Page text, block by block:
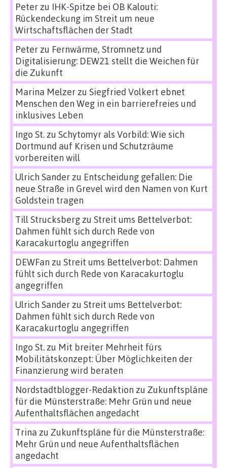
Peterzu IHK-Spitze bei OB Kalouti:
Rückendeckung im Streit um neue
Wirtschaftsflächen der Stadt
Peterzu Fernwärme, Stromnetz und
Digitalisierung: DEW21 stellt die Weichen für
die Zukunft
Marina Melzerzu Siegfried Volkert ebnet
Menschen den Weg in ein barrierefreies und
inklusives Leben
Ingo St.zu Schytomyr als Vorbild: Wie sich
Dortmund auf Krisen und Schutzräume
vorbereiten will
Ulrich Sanderzu Entscheidung gefallen: Die
neue Straße in Grevel wird den Namen von Kurt
Goldstein tragen
Till Strucksbergzu Streit ums Bettelverbot:
Dahmen fühlt sich durch Rede von
Karacakurtoglu angegriffen
DEWFan zu Streit ums Bettelverbot: Dahmen
fühlt sich durch Rede von Karacakurtoglu
angegriffen
Ulrich Sanderzu Streit ums Bettelverbot:
Dahmen fühlt sich durch Rede von
Karacakurtoglu angegriffen
Ingo St.zu Mit breiter Mehrheit fürs
Mobilitätskonzept: Über Möglichkeiten der
Finanzierung wird beraten
Nordstadtblogger-Redaktion zu Zukunftspläne
für die Münsterstraße: Mehr Grün und neue
Aufenthaltsflächen angedacht
Trina zu Zukunftspläne für die Münsterstraße:
Mehr Grün und neue Aufenthaltsflächen
angedacht